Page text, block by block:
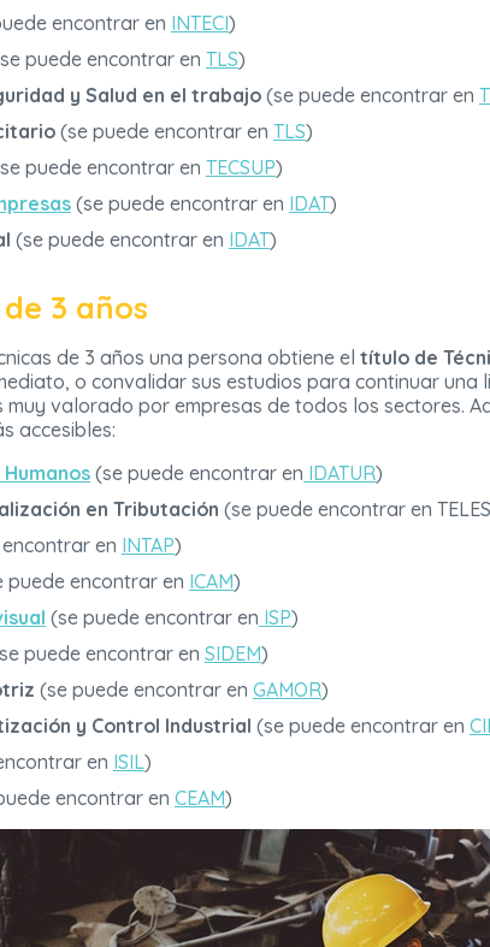
encontrar en INTECI)
puede encontrar en TLS)
y Salud en el trabajo (se puede encontrar en
(se puede encontrar en TLS)
puede encontrar en TECSUP)
(se puede encontrar en IDAT)
(se puede encontrar en IDAT)
3 años
de 3 años una persona obtiene el título de
o convalidar sus estudios para continuar una
muy valorado por empresas de todos los sectores.
accesibles:
(se puede encontrar en IDATUR)
en Tributación (se puede encontrar en
en INTAP)
puede encontrar en ICAM)
(se puede encontrar en ISP)
puede encontrar en SIDEM)
(se puede encontrar en GAMOR)
y Control Industrial (se puede encontrar en
en ISIL)
encontrar en CEAM)